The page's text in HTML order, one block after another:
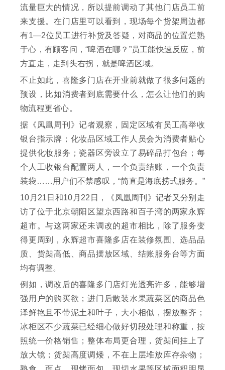
流量巨大的情况，所以提前调动了其他门店员工前
来支援。在门店里可以看到，现场每个货架周边都
有1—2位员工进行补货及答疑，对商品的位置烂熟
于心，有顾客问，“啤酒在哪？”员工能快速反应，前
方直走，走到头右拐，就是啤酒区域。
不止如此，喜隆多门店在开业前就做了很多问题的
预设，比如消费者到底需要什么，怎么让他们的购
物流程更省心。
据《凤凰周刊》记者观察，固定区域有员工高举收
银台指示牌；化妆品区域工作人员会为消费者贴心
提供化妆服务；瓷器区旁设立了易碎品打包台；每
个人工收银台配置两人，一个负责结账，一个负责
装袋……用户们不禁感叹，“简直是海底捞式服务。”
10月21日和10月22日，《凤凰周刊》记者又分别走
访了位于北京朝阳区望京西路和百子湾的两家永辉
超市。与这两家还未调改的超市相比，除了服务变
得更周到，永辉超市喜隆多店在装修氛围、选品品
质、货架高低、商品摆放区域、结账服务台等方面
均有调整。
例如，调改后的喜隆多门店灯光透亮许多，能够增
强用户的购买欲；进门后散装水果蔬菜区的商品色
泽鲜艳且不带泥土和叶子，大小相似，摆放整齐；
冰柜区不少蔬菜已经细心做好切段处理和称重，按
照统一价格销售；整体布局更合理，货架间挂上了
放大镜；货架高度调矮，不在上层堆放库存杂物；